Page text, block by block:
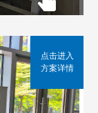
点击进入
方案详情